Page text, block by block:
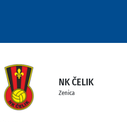
NK ČELIK
Zenica